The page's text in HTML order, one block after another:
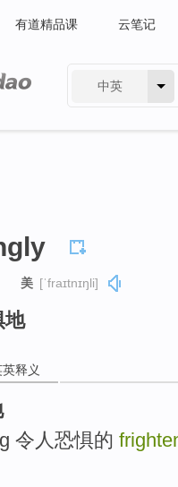
有道精品课 云笔记
中英
美 [ˈfraɪtnɪŋli]
地
释义
令人恐惧的